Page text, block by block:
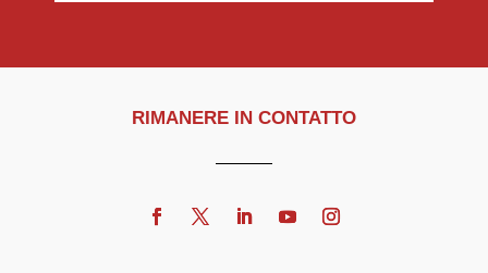
RIMANERE IN CONTATTO